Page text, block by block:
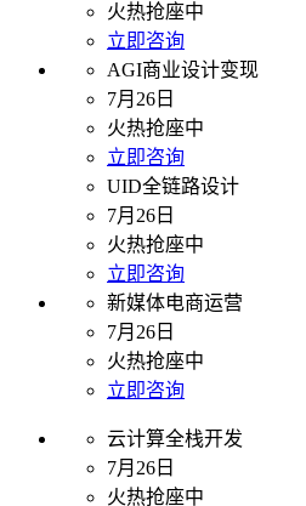
火热抢座中
立即咨询
AGI商业设计变现
7月26日
火热抢座中
立即咨询
UID全链路设计
7月26日
火热抢座中
立即咨询
新媒体电商运营
7月26日
火热抢座中
立即咨询
云计算全栈开发
7月26日
火热抢座中